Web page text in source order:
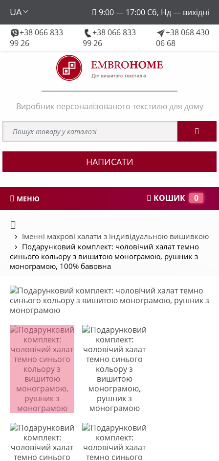
UA
9:00 — 17:00 Сб, Нд — вихідні
+38 066 833
99 26
+38 066 833
99 26
+38 068 430
06 68
embroforhome@gmail.com
Виробник персоналізованого текстилю для дому
НАПИСАТИ
МЕНЮ КОШИК 0
Іменні махрові халати з індивідуальною вишивкою
Подарунковий комплект: чоловічий халат темно
синього кольору з вишитою монограмою, рушник з
монограмою, 100% бавовна